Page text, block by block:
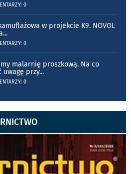
0
w projekcie K9. NOVOL
...
0
malarnię proszkową. Na co
uwagę przy...
0